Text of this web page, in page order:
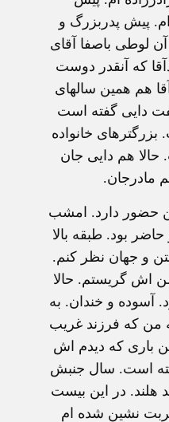
پیش پدربزرگ و
لوطی باصفا آقای
که آنقدر دوست
هم همین سالهای
دایی گفته است
خانواده
هم دایی جان
مادرجان.
حضور دارد. امشب
بود. طبقه بالا
و جهان نظر کنم.
اش گریستم. حالا
آسوده و خندان. به
من که فرزند غریب
باری که دیدم اش
است. سال جنبش
هلند. در این بیست
نشین شده ام